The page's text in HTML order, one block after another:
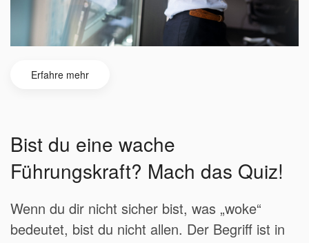
Erfahre mehr
Bist du eine wache
Führungskraft? Mach das Quiz!
Wenn du dir nicht sicher bist, was „woke“
bedeutet, bist du nicht allen. Der Begriff ist in